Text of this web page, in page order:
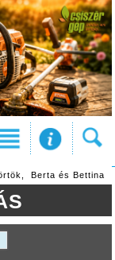
Berta és Bettina